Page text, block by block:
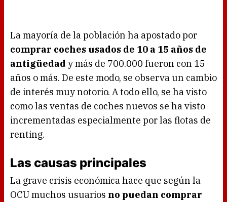
La mayoría de la población ha apostado por
comprar coches usados de 10 a 15 años de
antigüedad y más de 700.000 fueron con 15
años o más. De este modo, se observa un cambio
de interés muy notorio. A todo ello, se ha visto
como las ventas de coches nuevos se ha visto
incrementadas especialmente por las flotas de
renting.
Las causas principales
La grave crisis económica hace que según la
OCU muchos usuarios no puedan comprar